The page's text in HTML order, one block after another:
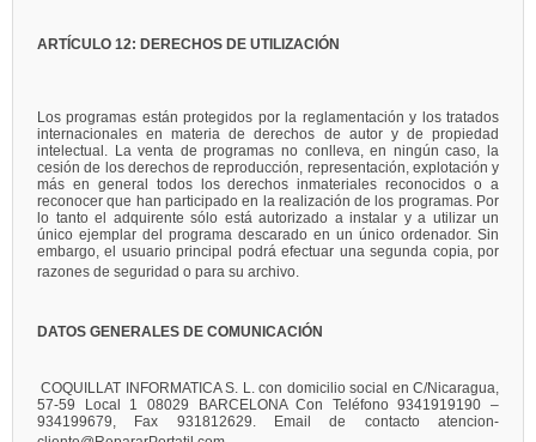
ARTÍCULO 12: DERECHOS DE UTILIZACIÓN
Los programas están protegidos por la reglamentación y los tratados
internacionales en materia de derechos de autor y de propiedad
intelectual. La venta de programas no conlleva, en ningún caso, la
cesión de los derechos de reproducción, representación, explotación y
más en general todos los derechos inmateriales reconocidos o a
reconocer que han participado en la realización de los programas. Por
lo tanto el adquirente sólo está autorizado a instalar y a utilizar un
único ejemplar del programa descarado en un único ordenador. Sin
embargo, el usuario principal podrá efectuar una segunda copia, por
razones de seguridad o para su archivo.
DATOS GENERALES DE COMUNICACIÓN
COQUILLAT INFORMATICA S. L. con domicilio social en C/Nicaragua,
57-59 Local 1 08029 BARCELONA Con Teléfono 9341919190 –
934199679, Fax 931812629. Email de contacto atencion-